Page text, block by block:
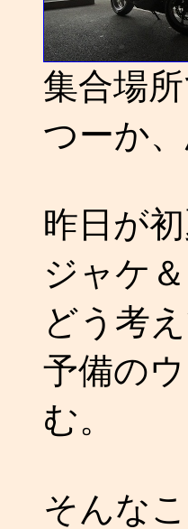
集合場
つーか
昨日が
ジャケ
どう考
予備の
む。
そんな